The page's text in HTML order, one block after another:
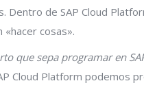
Dentro de SAP Cloud
cosas».
que sepa programar en
Cloud Platform podemos